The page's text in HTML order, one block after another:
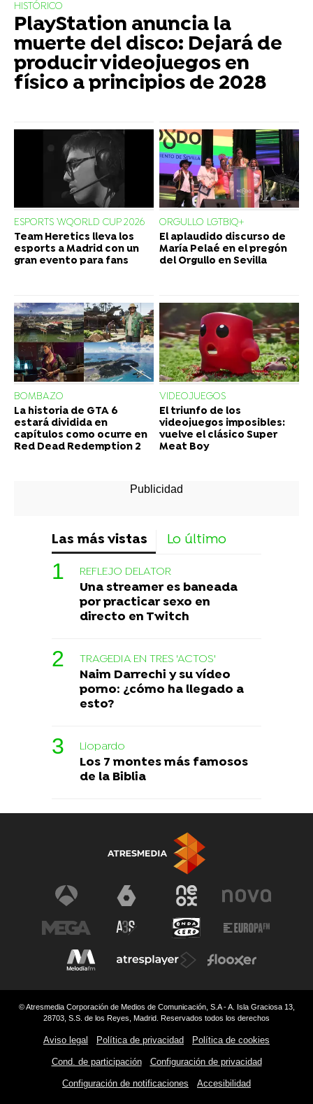
HISTÓRICO
PlayStation anuncia la
muerte del disco: Dejará de
producir videojuegos en
físico a principios de 2028
ESPORTS WQORLD CUP 2026
Team Heretics lleva los
esports a Madrid con un
gran evento para fans
ORGULLO LGTBIQ+
El aplaudido discurso de
María Pelaé en el pregón
del Orgullo en Sevilla
BOMBAZO
La historia de GTA 6
estará dividida en
capítulos como ocurre en
Red Dead Redemption 2
VIDEOJUEGOS
El triunfo de los
videojuegos imposibles:
vuelve el clásico Super
Meat Boy
Las más vistas Lo último
REFLEJO DELATOR
Una streamer es baneada
por practicar sexo en
directo en Twitch
TRAGEDIA EN TRES 'ACTOS'
Naim Darrechi y su vídeo
porno: ¿cómo ha llegado a
esto?
Liopardo
Los 7 montes más famosos
de la Biblia
© Atresmedia Corporación de Medios de Comunicación, S.A - A. Isla Graciosa 13,
28703, S.S. de los Reyes, Madrid. Reservados todos los derechos
Aviso legal Política de privacidad Política de cookies
Cond. de participación Configuración de privacidad
Configuración de notificaciones Accesibilidad